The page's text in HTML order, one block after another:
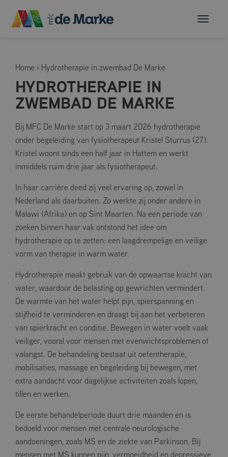
Home › Hydrotherapie in zwembad De Marke
HYDROTHERAPIE IN
ZWEMBAD DE MARKE
Bij MFC De Marke start op 3 maart 2026 hydrotherapie
onder begeleiding van fysiotherapeut Kristel Sturrus (27).
Kristel woont sinds een half jaar in Hattem en werkt
inmiddels ruim drie jaar als fysiotherapeut.
In haar carrière deed zij veel ervaring op, zowel in
Nederland als daarbuiten. Zo werkte zij onder andere in
Malawi (Afrika) en op Sint Maarten. Na een periode van
zoeken binnen haar vak ontstond het idee om
hydrotherapie op te zetten: een laagdrempelige en veilige
vorm van therapie in warm water.
Hydrotherapie maakt gebruik van de opwaartse kracht van
water, waardoor de belasting op gewrichten vermindert.
De warmte van het water helpt pijn, spierspanning en
stijfheid te verminderen en draagt bij aan het verbeteren
van spierkracht en conditie. Bewegen in water voelt vaak
veiliger, vooral voor mensen met evenwichtsproblemen of
valangst. De behandeling bestaat uit oefentherapie,
mobilisaties, massage en begeleiding bij bewegen, met
extra aandacht voor dagelijkse activiteiten zoals lopen,
tillen en werken.
De eerste behandelperiode duurt drie maanden en is
bedoeld voor mensen met centrale neurologische
aandoeningen, zoals MS en de ziekte van Parkinson. Bij
mensen met MS kunnen pijn, vermoeidheid en depressieve